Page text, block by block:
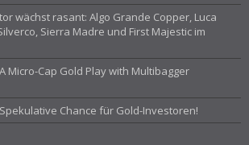
wächst rasant: Algo Grande Copper, Luca
Sierra Madre und First Majestic im
Micro-Cap Gold Play with Multibagger
Chance für Gold-Investoren!